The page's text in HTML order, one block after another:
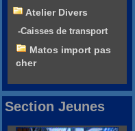
Atelier Divers
-Caisses de transport
Matos import pas
cher
Section Jeunes